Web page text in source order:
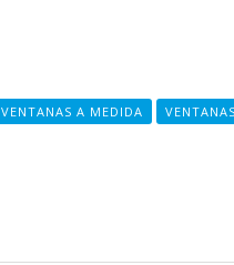
VENTANAS A MEDIDA